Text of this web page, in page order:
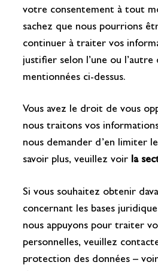
votre consentement à tout
sachez que nous pourrions
continuer à traiter vos
justifier selon l’une ou l’autre
mentionnées ci-dessus.
Vous avez le droit de vous
nous traitons vos
nous demander d’en limiter
savoir plus, veuillez voir la
Si vous souhaitez obtenir
concernant les bases
nous appuyons pour traiter
personnelles, veuillez
protection des données –